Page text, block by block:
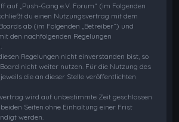
auf „Push-Gang e.V. Forum“ (im Folgenden
du einen Nutzungsvertrag mit dem
ab (im Folgenden „Betreiber“) und
den nachfolgenden Regelungen
Regelungen nicht einverstanden bist, so
nicht weiter nutzen. Für die Nutzung des
die an dieser Stelle veröffentlichten
wird auf unbestimmte Zeit geschlossen
Seiten ohne Einhaltung einer Frist
werden.